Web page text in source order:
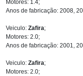
Motores: 1.4;
Anos de fabricação: 2008,
Veiculo: Zafira;
Motores: 2.0;
Anos de fabricação: 2001,
Veiculo: Zafira;
Motores: 2.0;